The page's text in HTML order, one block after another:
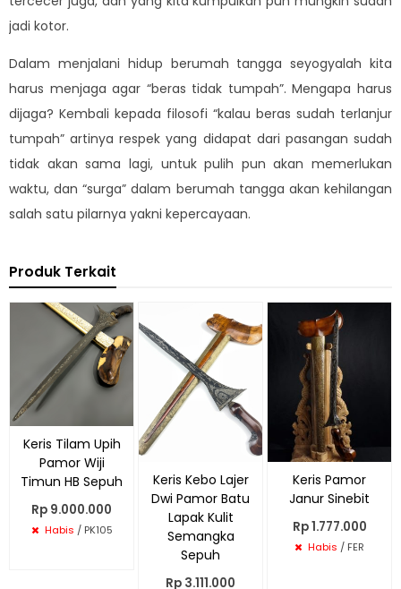
jadi kotor.
Dalam menjalani hidup berumah tangga seyogyalah kita
harus menjaga agar “beras tidak tumpah”. Mengapa harus
dijaga? Kembali kepada filosofi “kalau beras sudah terlanjur
tumpah” artinya respek yang didapat dari pasangan sudah
tidak akan sama lagi, untuk pulih pun akan memerlukan
waktu, dan “surga” dalam berumah tangga akan kehilangan
salah satu pilarnya yakni kepercayaan.
Produk Terkait
Keris Tilam Upih
Pamor Wiji
Timun HB Sepuh
Rp 9.000.000
Habis / PK105
Keris Kebo Lajer
Dwi Pamor Batu
Lapak Kulit
Semangka
Sepuh
Rp 3.111.000
Keris Pamor
Janur Sinebit
Rp 1.777.000
Habis / FER